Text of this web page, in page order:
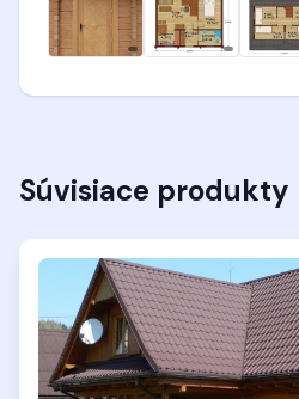
Súvisiace produkty